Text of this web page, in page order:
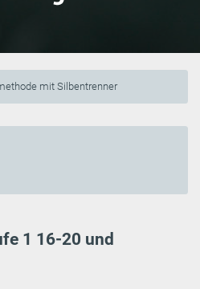
mit Silbentrenner
1 16-20 und